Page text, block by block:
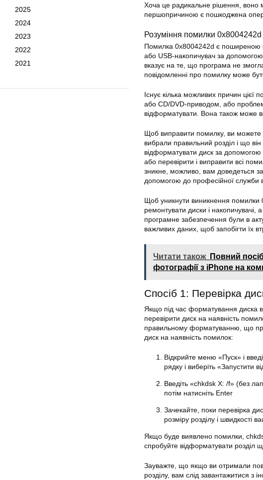
2025
2024
2023
2022
2021
Хоча це радикальне рішення, воно
першопричиною є пошкоджена
Розуміння помилки 0x8004242d
Помилка 0x8004242d є поширеною
або USB-накопичувач за
вказує на те, що програма не
повідомленні про помилку може
Існує кілька можливих причин
або CD/DVD-приводом, або
відформатувати. Вона також може
Щоб виправити помилку, ви можете
вибрали правильний розділ і що
відформатувати диск за
або перевірити і виправити всі
зникне, можливо, вам доведеться
допомогою до професійної служби
Щоб уникнути виникнення помилки
ремонтувати диски і
програмне забезпечення були в
важливих даних, щоб запобігти їх
Читати також
Повний
фотографії з iPhone на
Спосіб 1: Перевірка
Якщо під час форматування диска
перевірити диск на наявність
правильному форматуванню, що
диск на наявність помилок:
Відкрийте меню «Пуск» і
рядку і виберіть «Запустити
Введіть «chkdsk X: /f» (без
потім натисніть Enter
Зачекайте, поки перевірка
розміру розділу і швидкості
Якщо буде виявлено помилки,
спробуйте відформатувати розділ
Зауважте, що якщо ви отримали
розділу, вам слід завантажитися з